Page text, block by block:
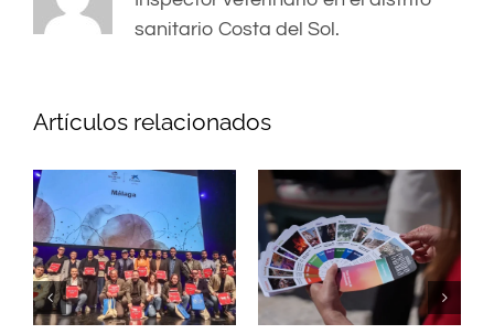
sanitario Costa del Sol.
Artículos relacionados